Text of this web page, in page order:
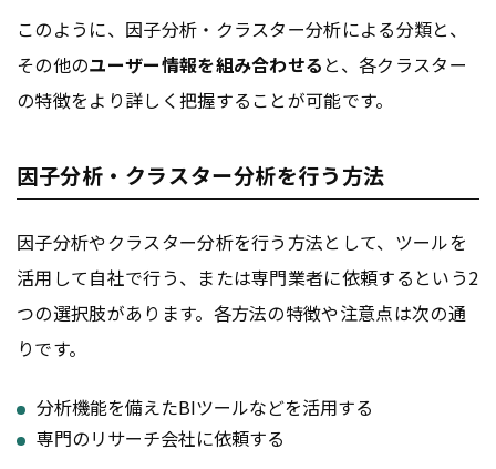
このように、因子分析・クラスター分析による分類と、
その他のユーザー情報を組み合わせる と、各クラスター
の特徴をより詳しく把握することが可能です。
因子分析・クラスター分析を行う方法
因子分析やクラスター分析を行う方法として、ツールを
活用して自社で行う、または専門業者に依頼するという2
つの選択肢があります。各方法の特徴や注意点は次の通
りです。
分析機能を備えたBIツールなどを活用する
専門のリサーチ会社に依頼する